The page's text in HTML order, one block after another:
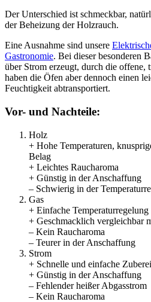
Der Unterschied ist schmeckbar,
der Beheizung der Holzrauch.
Eine Ausnahme sind unsere
Gastronomie. Bei dieser besonderen
über Strom erzeugt, durch die offene,
haben die Öfen aber dennoch einen
Feuchtigkeit abtransportiert.
Vor- und Nachteile:
Holz
+ Hohe Temperaturen,
Belag
+ Leichtes Raucharoma
+ Günstig in der Anschaffung
– Schwierig in der
Gas
+ Einfache Temperaturregelung
+ Geschmacklich vergleichbar
– Kein Raucharoma
– Teurer in der Anschaffung
Strom
+ Schnelle und einfache
+ Günstig in der Anschaffung
– Fehlender heißer Abgasstrom
– Kein Raucharoma